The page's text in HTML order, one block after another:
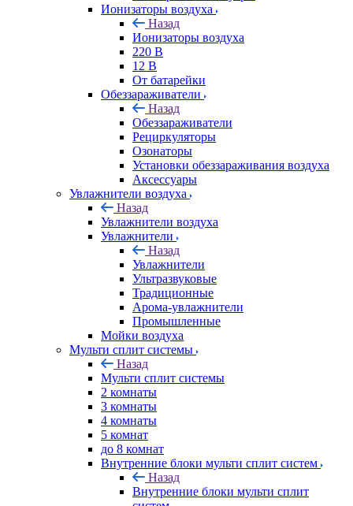
Ионизаторы воздуха
Назад
Ионизаторы воздуха
220 В
12 В
От батарейки
Обеззараживатели
Назад
Обеззараживатели
Рециркуляторы
Озонаторы
Установки обеззараживания воздуха
Аксессуары
Увлажнители воздуха
Назад
Увлажнители воздуха
Увлажнители
Назад
Увлажнители
Ультразвуковые
Традиционные
Арома-увлажнители
Промышленные
Мойки воздуха
Мульти сплит системы
Назад
Мульти сплит системы
2 комнаты
3 комнаты
4 комнаты
5 комнат
до 8 комнат
Внутренние блоки мульти сплит систем
Назад
Внутренние блоки мульти сплит